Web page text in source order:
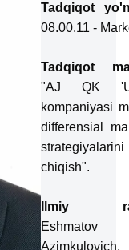
Tadqiqot
08.00.11 -
Tadqiqot
"AJ QK
kompaniyasi
differensial
chiqish".
Ilmiy
Eshmatov
Azimkulovich,